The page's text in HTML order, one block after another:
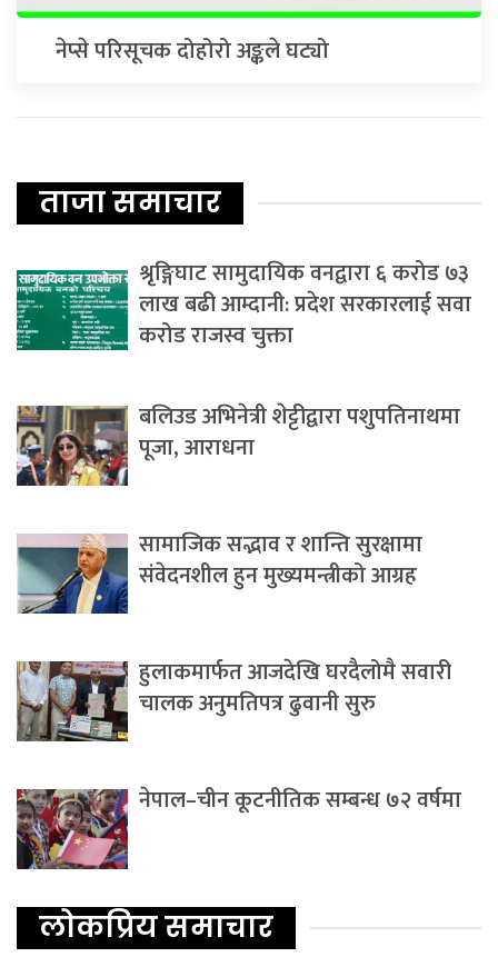
नेप्से परिसूचक दोहोरो अङ्कले घट्यो
ताजा समाचार
श्रृङ्गिघाट सामुदायिक वनद्वारा ६ करोड ७३
लाख बढी आम्दानी: प्रदेश सरकारलाई सवा
करोड राजस्व चुक्ता
बलिउड अभिनेत्री शेट्टीद्वारा पशुपतिनाथमा
पूजा, आराधना
सामाजिक सद्भाव र शान्ति सुरक्षामा
संवेदनशील हुन मुख्यमन्त्रीको आग्रह
हुलाकमार्फत आजदेखि घरदैलोमै सवारी
चालक अनुमतिपत्र ढुवानी सुरु
नेपाल–चीन कूटनीतिक सम्बन्ध ७२ वर्षमा
लोकप्रिय समाचार